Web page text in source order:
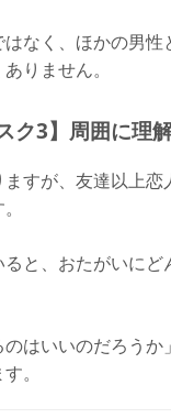
なく、ほかの男
りません。
ク3】周囲に理
すが、友達以上
と、おたがいにど
はいいのだろう
。